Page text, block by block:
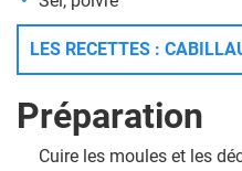
LES RECETTES :
Préparation
Cuire les moules et les